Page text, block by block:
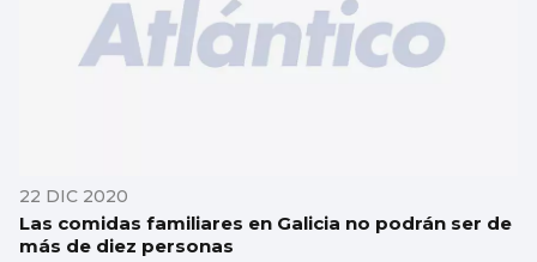
22 DIC 2020
Las comidas familiares en Galicia no podrán ser de
más de diez personas